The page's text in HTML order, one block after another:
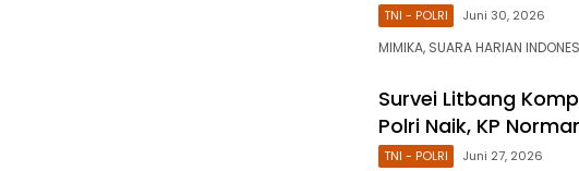
TNI - POLRI Juni 30, 2026
MIMIKA, SUARA HARIAN
Survei Litbang
Polri Naik, KP
TNI - POLRI Juni 27, 2026